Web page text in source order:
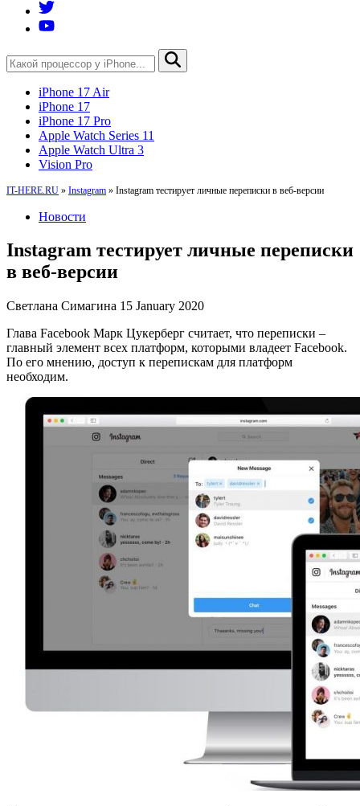
iPhone 17 Air
iPhone 17
iPhone 17 Pro
Apple Watch Series 11
Apple Watch Ultra 3
Vision Pro
IT-HERE.RU » Instagram » Instagram тестирует личные переписки в веб-версии
Новости
Instagram тестирует личные переписки
в веб-версии
Светлана Симагина 15 January 2020
Глава Facebook Марк Цукерберг считает, что переписки –
главный элемент всех платформ, которыми владеет Facebook.
По его мнению, доступ к перепискам для платформ
необходим.